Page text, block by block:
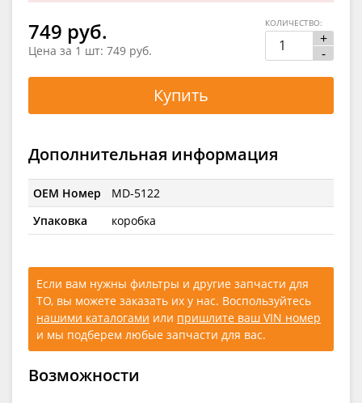
749 руб.
Цена за 1 шт: 749 руб.
+
-
КОЛИЧЕСТВО:
Купить
Дополнительная информация
OEM Номер
MD-5122
Упаковка
коробка
Если вам нужны фильтры и другие запчасти для
ТО, вы можете заказать их у нас. Воспользуйтесь
нашими каталогами или пришлите ваш VIN номер
и мы подберем любые запчасти для вас.
Возможности